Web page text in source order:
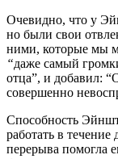
Очевидно, что у
но были свои
ними, которые мы
“даже самый
отца”, и добавил:
совершенно
Способность
работать в
перерыва помогла